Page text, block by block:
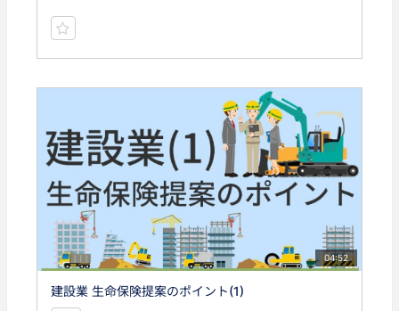
04:52
建設業 生命保険提案のポイント(1)